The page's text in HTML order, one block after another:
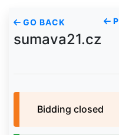
GO BACK
sumava21.cz
Bidding closed